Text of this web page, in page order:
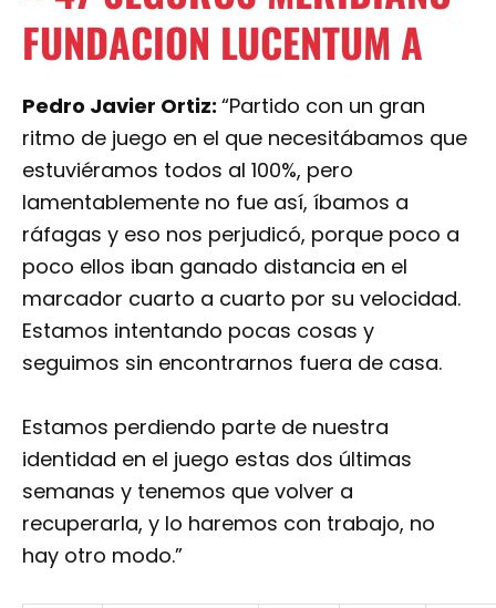
FUNDACION LUCENTUM A
Pedro Javier Ortiz: “Partido con un gran
ritmo de juego en el que necesitábamos que
estuviéramos todos al 100%, pero
lamentablemente no fue así, íbamos a
ráfagas y eso nos perjudicó, porque poco a
poco ellos iban ganado distancia en el
marcador cuarto a cuarto por su velocidad.
Estamos intentando pocas cosas y
seguimos sin encontrarnos fuera de casa.
Estamos perdiendo parte de nuestra
identidad en el juego estas dos últimas
semanas y tenemos que volver a
recuperarla, y lo haremos con trabajo, no
hay otro modo.”